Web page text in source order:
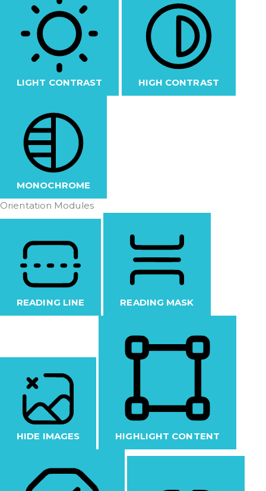
LIGHT CONTRAST HIGH CONTRAST
MONOCHROME
Orientation Modules
READING LINE READING MASK
HIDE IMAGES HIGHLIGHT CONTENT